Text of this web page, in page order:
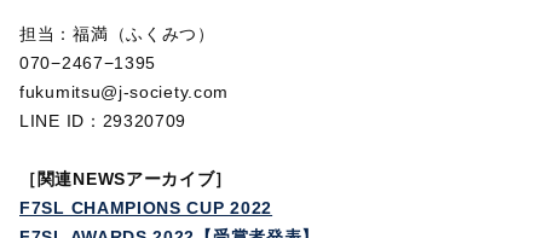
担当：福満（ふくみつ）
070−2467−1395
fukumitsu@j-society.com
LINE ID：29320709
［ 関連NEWSアーカイブ］
F7SL CHAMPIONS CUP 2022